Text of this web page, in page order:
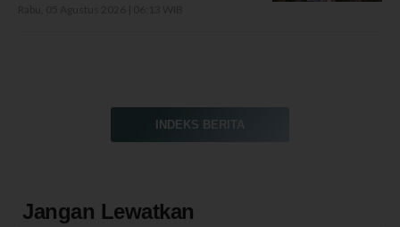
INDEKS BERITA
Jangan Lewatkan